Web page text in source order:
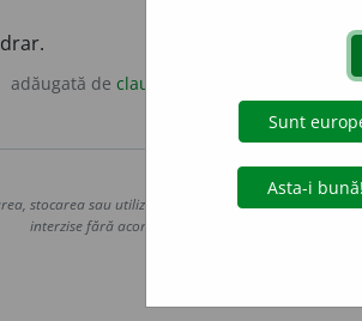
adăugată de claudiad
Copyright © 2004-
stocarea sau utilizarea datelor de pe acest site,
interzise fără acordul nostru prealabil scris, cu